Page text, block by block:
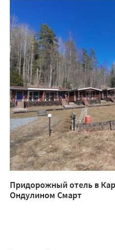
Придорожный отель в
Ондулином Смарт